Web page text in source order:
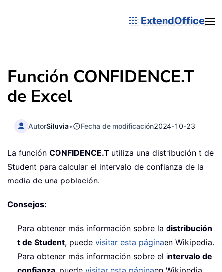
ExtendOffice
Función CONFIDENCE.T
de Excel
AutorSiluvia• Fecha de modificación2024-10-23
La función CONFIDENCE.T utiliza una distribución t de
Student para calcular el intervalo de confianza de la
media de una población.
Consejos:
Para obtener más información sobre la distribución
t de Student, puede visitar esta páginaen Wikipedia.
Para obtener más información sobre el intervalo de